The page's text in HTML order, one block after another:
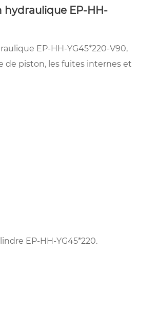
hydraulique EP-HH-
EP-HH-YG45*220-V90,
piston, les fuites internes et
EP-HH-YG45*220.